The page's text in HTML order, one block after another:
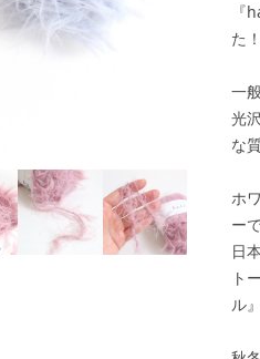
『
た
一
光
な
ホ
ー
日
ト
ル